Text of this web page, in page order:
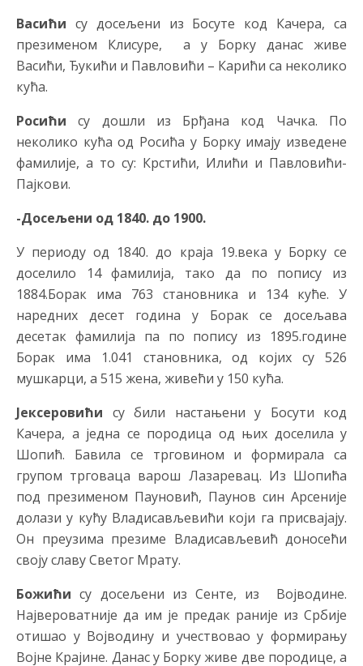
Васићи су досељени из Босуте код Качера, са
презименом Клисуре, а у Борку данас живе
Васићи, Ђукићи и Павловићи – Карићи са неколико
кућа.
Росићи су дошли из Брђана код Чачка. По
неколико кућа од Росића у Борку имају изведене
фамилије, а то су: Крстићи, Илићи и Павловићи-
Пајкови.
-Досељени од 1840. до 1900.
У периоду од 1840. до краја 19.века у Борку се
доселило 14 фамилија, тако да по попису из
1884.Борак има 763 становника и 134 куће. У
наредних десет година у Борак се досељава
десетак фамилија па по попису из 1895.године
Борак има 1.041 становника, од којих су 526
мушкарци, а 515 жена, живећи у 150 кућа.
Јексеровићи су били настањени у Босути код
Качера, а једна се породица од њих доселила у
Шопић. Бавила се трговином и формирала са
групом трговаца варош Лазаревац. Из Шопића
под презименом Пауновић, Паунов син Арсеније
долази у кућу Владисављевићи који га присвајају.
Он преузима презиме Владисављевић доносећи
своју славу Светог Мрату.
Божићи су досељени из Сенте, из Војводине.
Највероватније да им је предак раније из Србије
отишао у Војводину и учествовао у формирању
Војне Крајине. Данас у Борку живе две породице, а